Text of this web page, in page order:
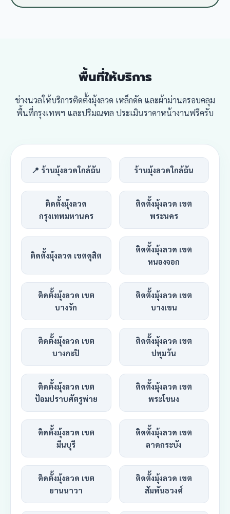
พื้นที่ให้บริการ
ช่างนวลให้บริการติดตั้งมุ้งลวด เหล็กดัด และผ้าม่านครอบคลุม
พื้นที่กรุงเทพฯ และปริมณฑล ประเมินราคาหน้างานฟรีครับ
📍 ร้านมุ้งลวดใกล้ฉัน ร้านมุ้งลวดใกล้ฉัน
ติดตั้งมุ้งลวด
กรุงเทพมหานคร
ติดตั้งมุ้งลวด เขต
พระนคร
ติดตั้งมุ้งลวด เขตดุสิต
ติดตั้งมุ้งลวด เขต
หนองจอก
ติดตั้งมุ้งลวด เขต
บางรัก
ติดตั้งมุ้งลวด เขต
บางเขน
ติดตั้งมุ้งลวด เขต
บางกะปิ
ติดตั้งมุ้งลวด เขต
ปทุมวัน
ติดตั้งมุ้งลวด เขต
ป้อมปราบศัตรูพ่าย
ติดตั้งมุ้งลวด เขต
พระโขนง
ติดตั้งมุ้งลวด เขต
มีนบุรี
ติดตั้งมุ้งลวด เขต
ลาดกระบัง
ติดตั้งมุ้งลวด เขต
ยานนาวา
ติดตั้งมุ้งลวด เขต
สัมพันธวงศ์